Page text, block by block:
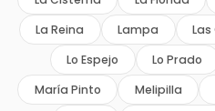
La Reina
Lampa
Lo Espejo
Lo Prado
María Pinto
Melipilla